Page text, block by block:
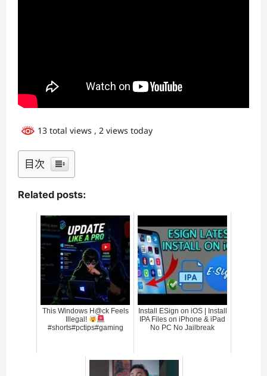
13 total views , 2 views today
目次
Related posts:
This Windows H@ck Feels
Illegal!
#shorts#pctips#gaming
Install ESign on iOS | Install
IPA Files on iPhone & iPad
No PC No Jailbreak